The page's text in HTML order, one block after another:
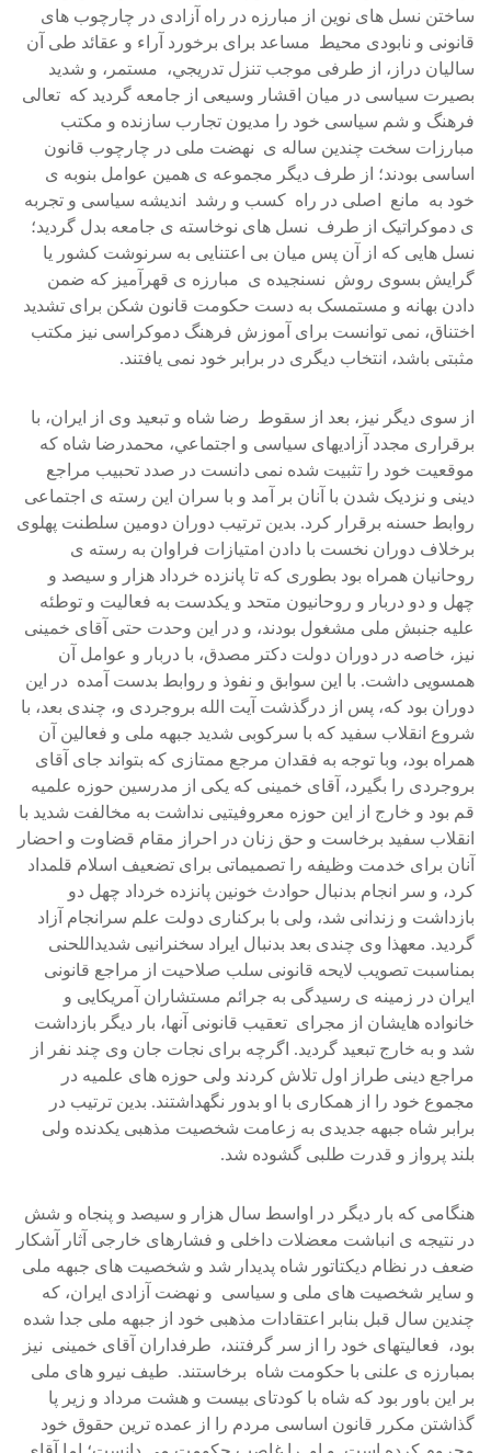
ساختن نسل های نوين از مبارزه در راه آزادی در چارچوب های
قانونی و نابودی محيط مساعد برای برخورد آراء و عقائد طی آن
ساليان دراز، از طرفی موجب تنزل تدريجي، مستمر، و شديد
بصيرت سياسی در ميان اقشار وسيعی از جامعه گرديد که تعالی
فرهنگ و شم سياسی خود را مديون تجارب سازنده و مکتب
مبارزات سخت چندين ساله ی نهضت ملی در چارچوب قانون
اساسی بودند؛ از طرف ديگر مجموعه ی همين عوامل بنوبه ی
خود به مانع اصلی در راه کسب و رشد انديشه سياسی و تجربه
ی دموکراتيک از طرف نسل های نوخاسته ی جامعه بدل گرديد؛
نسل هايی که از آن پس ميان بی اعتنايی به سرنوشت کشور يا
گرايش بسوی روش نسنجيده ی مبارزه ی قهرآميز که ضمن
دادن بهانه و مستمسک به دست حکومت قانون شکن برای تشديد
اختناق، نمی توانست برای آموزش فرهنگ دموکراسی نيز مکتب
مثبتی باشد، انتخاب ديگری در برابر خود نمی يافتند.
از سوی ديگر نيز، بعد از سقوط رضا شاه و تبعيد وی از ايران، با
برقراری مجدد آزاديهای سياسی و اجتماعي، محمدرضا شاه که
موقعيت خود را تثبيت شده نمی دانست در صدد تحبيب مراجع
دينی و نزديک شدن با آنان بر آمد و با سران اين رسته ی اجتماعی
روابط حسنه برقرار کرد. بدين ترتيب دوران دومين سلطنت پهلوی
برخلاف دوران نخست با دادن امتيازات فراوان به رسته ی
روحانيان همراه بود بطوری که تا پانزده خرداد هزار و سيصد و
چهل و دو دربار و روحانيون متحد و يکدست به فعاليت و توطئه
عليه جنبش ملی مشغول بودند، و در اين وحدت حتی آقای خمينی
نيز، خاصه در دوران دولت دکتر مصدق، با دربار و عوامل آن
همسويی داشت. با اين سوابق و نفوذ و روابط بدست آمده در اين
دوران بود که، پس از درگذشت آيت الله بروجردی و، چندی بعد، با
شروع انقلاب سفيد که با سرکوبی شديد جبهه ملی و فعالين آن
همراه بود، وبا توجه به فقدان مرجع ممتازی که بتواند جای آقای
بروجردی را بگيرد، آقای خمينی که يکی از مدرسين حوزه علميه
قم بود و خارج از اين حوزه معروفيتيی نداشت به مخالفت شديد با
انقلاب سفيد برخاست و حق زنان در احراز مقام قضاوت و احضار
آنان برای خدمت وظيفه را تصميماتی برای تضعيف اسلام قلمداد
کرد، و سر انجام بدنبال حوادث خونين پانزده خرداد چهل دو
بازداشت و زندانی شد، ولی با برکناری دولت علم سرانجام آزاد
گرديد. معهذا وی چندی بعد بدنبال ايراد سخنرانيی شديداللحنی
بمناسبت تصويب لايحه قانونی سلب صلاحيت از مراجع قانونی
ايران در زمينه ی رسيدگی به جرائم مستشاران آمريکايی و
خانواده هايشان از مجرای تعقيب قانونی آنها، بار ديگر بازداشت
شد و به خارج تبعيد گرديد. اگرچه برای نجات جان وی چند نفر از
مراجع دينی طراز اول تلاش کردند ولی حوزه های علميه در
مجموع خود را از همکاری با او بدور نگهداشتند. بدين ترتيب در
برابر شاه جبهه جديدی به زعامت شخصيت مذهبی يکدنده ولی
بلند پرواز و قدرت طلبی گشوده شد.
هنگامی که بار ديگر در اواسط سال هزار و سيصد و پنجاه و شش
در نتيجه ی انباشت معضلات داخلی و فشارهای خارجی آثار آشکار
ضعف در نظام ديکتاتور شاه پديدار شد و شخصيت های جبهه ملی
و ساير شخصيت های ملی و سياسی و نهضت آزادی ايران، که
چندين سال قبل بنابر اعتقادات مذهبی خود از جبهه ملی جدا شده
بود، فعاليتهای خود را از سر گرفتند، طرفداران آقای خمينی نيز
بمبارزه ی علنی با حکومت شاه برخاستند. طيف نيرو های ملی
بر اين باور بود که شاه با کودتای بيست و هشت مرداد و زير پا
گذاشتن مکرر قانون اساسی مردم را از عمده ترين حقوق خود